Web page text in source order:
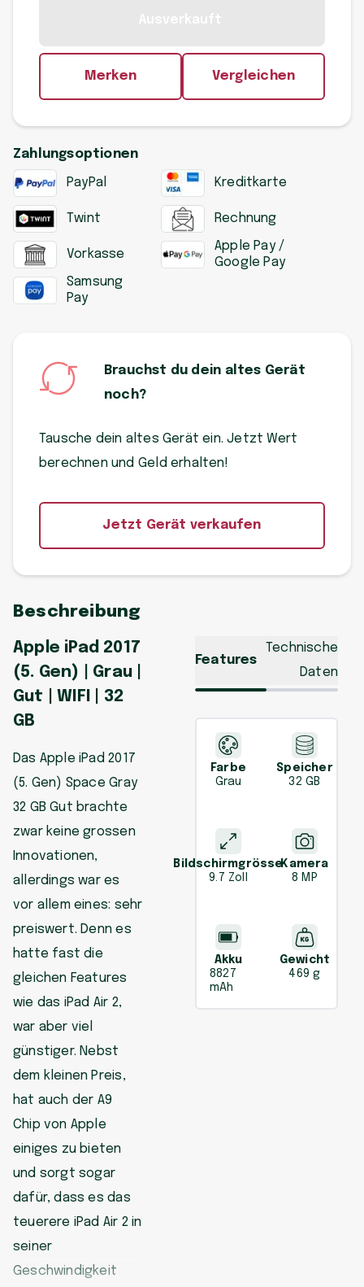
Merken Vergleichen
Zahlungsoptionen
PayPal Kreditkarte
Twint Rechnung
Vorkasse
Apple Pay /
Google Pay
Samsung
Pay
Brauchst du dein altes Gerät
noch?
Tausche dein altes Gerät ein. Jetzt Wert
berechnen und Geld erhalten!
Jetzt Gerät verkaufen
Beschreibung
Apple iPad 2017
(5. Gen) | Grau |
Gut | WIFI | 32
GB
Das Apple iPad 2017
(5. Gen) Space Gray
32 GB Gut brachte
zwar keine grossen
Innovationen,
allerdings war es
vor allem eines: sehr
preiswert. Denn es
hatte fast die
gleichen Features
wie das iPad Air 2,
war aber viel
günstiger. Nebst
dem kleinen Preis,
hat auch der A9
Chip von Apple
einiges zu bieten
und sorgt sogar
dafür, dass es das
teuerere iPad Air 2 in
seiner
Geschwindigkeit
Features
Technische
Daten
Farbe
Grau
Speicher
32 GB
Bildschirmgrösse
9.7 Zoll
Kamera
8 MP
Akku
8827
mAh
Gewicht
469 g